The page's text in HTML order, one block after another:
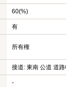
地
築一戸建て
古一戸建て
ンション
地
60(%)
有
所有権
接道: 東南 公道 道
-